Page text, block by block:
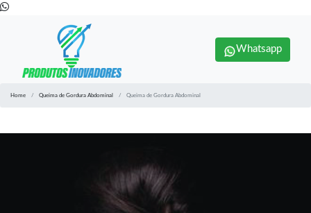
Whatsapp
Home Queima de Gordura Abdominal Queima de Gordura Abdominal